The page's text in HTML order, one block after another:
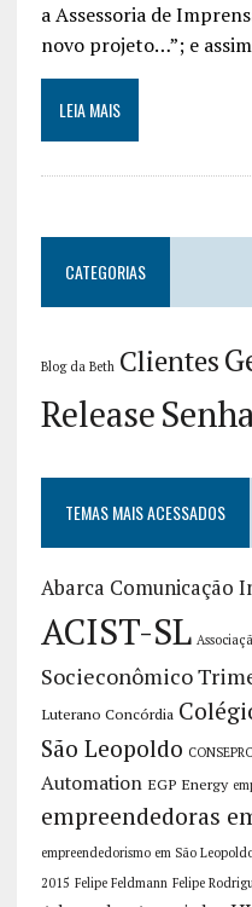
a Assessoria de
novo projeto…”; e
LEIA MAIS
CATEGORIAS
Blog da Beth Clientes
Release
TEMAS MAIS ACESSADOS
Abarca Comunicação
ACIST-SL
Socieconômico
Luterano Concórdia
São Leopoldo
Automation EGP Energy
empreendedoras
empreendedorismo em São
2015 Felipe Feldmann Felipe